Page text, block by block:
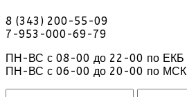
8 (343) 200-55-09
7-953-000-69-79
ПН-ВС с 08-00 до 22-00 по ЕКБ
ПН-ВС с 06-00 до 20-00 по МСК